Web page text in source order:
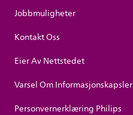
Jobbmuligheter
Kontakt Oss
Eier Av Nettstedet
Varsel Om Informasjonskapsler
Personvernerklæring Philips